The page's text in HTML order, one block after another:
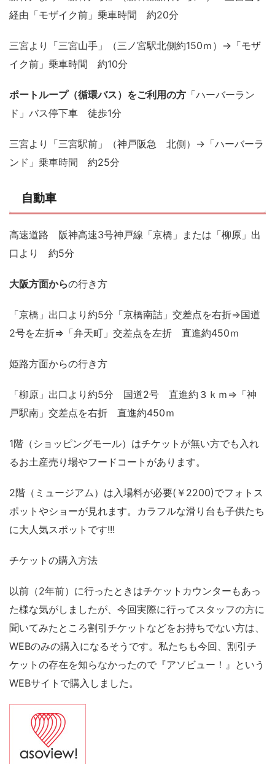
経由「モザイク前」乗車時間 約20分
三宮より「三宮山手」（三ノ宮駅北側約150ｍ）→「モザ
イク前」乗車時間 約10分
ポートループ（循環バス）をご利用の方 「ハーバーラン
ド」バス停下車 徒歩1分
三宮より「三宮駅前」（神戸阪急 北側）→「ハーバーラ
ンド」乗車時間 約25分
自動車
高速道路 阪神高速3号神戸線「京橋」または「柳原」出
口より 約5分
大阪方面からの行き方
「京橋」出口より約5分「京橋南詰」交差点を右折⇒国道
2号を左折⇒「弁天町」交差点を左折 直進約450ｍ
姫路方面からの行き方
「柳原」出口より約5分 国道2号 直進約３ｋｍ⇒「神
戸駅南」交差点を右折 直進約450ｍ
1階（ショッピングモール）はチケットが無い方でも入れ
るお土産売り場やフードコートがあります。
2階（ミュージアム）は入場料が必要(￥2200)でフォトス
ポットやショーが見れます。カラフルな滑り台も子供たち
に大人気スポットです!!!
チケットの購入方法
以前（2年前）に行ったときはチケットカウンターもあっ
た様な気がしましたが、今回実際に行ってスタッフの方に
聞いてみたところ割引チケットなどをお持ちでない方は、
WEBのみの購入になるそうです。私たちも今回、割引チ
ケットの存在を知らなかったので『アソビュー！』という
WEBサイトで購入しました。